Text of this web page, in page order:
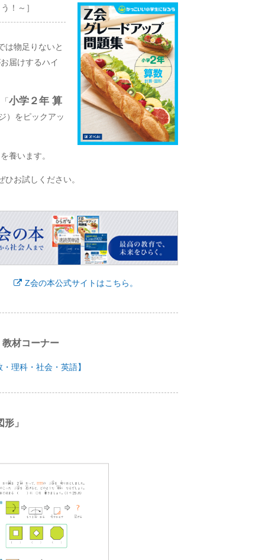
！～］
は物足りないと
届けするハイ
小学２年 算
）をピックアッ
養います。
お試しください。
Z会の本公式サイトはこちら。
材コーナー
理科・社会・英語】
」